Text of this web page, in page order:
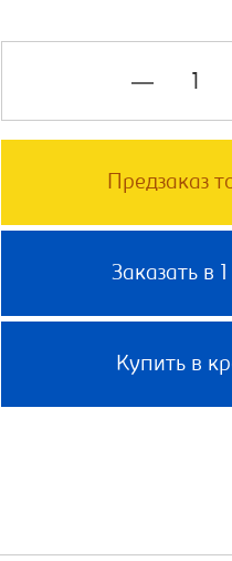
Предзаказ
Заказать в
Купить в